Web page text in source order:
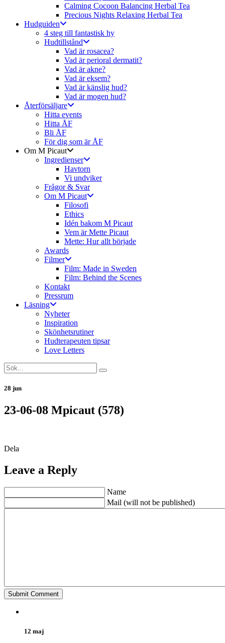
Calming Cocoon Balancing Herbal Tea
Precious Nights Relaxing Herbal Tea
Hudguiden
4 steg till fantastisk hy
Hudtillstånd
Vad är rosacea?
Vad är perioral dermatit?
Vad är akne?
Vad är eksem?
Vad är känslig hud?
Vad är mogen hud?
Återförsäljare
Hitta events
Hitta ÅF
Bli ÅF
För dig som är ÅF
Om M Picaut
Ingredienser
Havtorn
Vi undviker
Frågor & Svar
Om M Picaut
Filosofi
Ethics
Idén bakom M Picaut
Vem är Mette Picaut
Mette: Hur allt började
Awards
Filmer
Film: Made in Sweden
Film: Behind the Scenes
Kontakt
Pressrum
Läsning
Nyheter
Inspiration
Skönhetsrutiner
Hudterapeuten tipsar
Love Letters
28 jun
23-06-08 Mpicaut (578)
Dela
Leave a Reply
Name
Mail (will not be published)
12 maj